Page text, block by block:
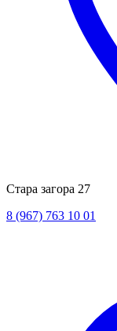
Стара загора 27
8 (967) 763 10 01